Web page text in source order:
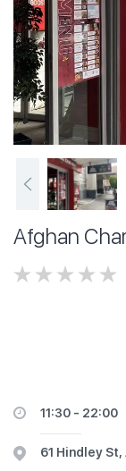
Afghan
11:30 - 22:00
61 Hindley